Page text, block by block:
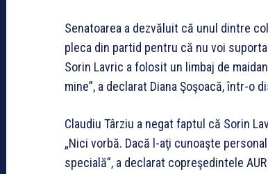
Senatoarea a dezvăluit că unul dintre
pleca din partid pentru că nu voi
Sorin Lavric a folosit un limbaj de
mine”, a declarat Diana Şoşoacă, într-o
Claudiu Târziu a negat faptul că Sorin
„Nici vorbă. Dacă l-aţi cunoaşte
specială”, a declarat copreşedintele